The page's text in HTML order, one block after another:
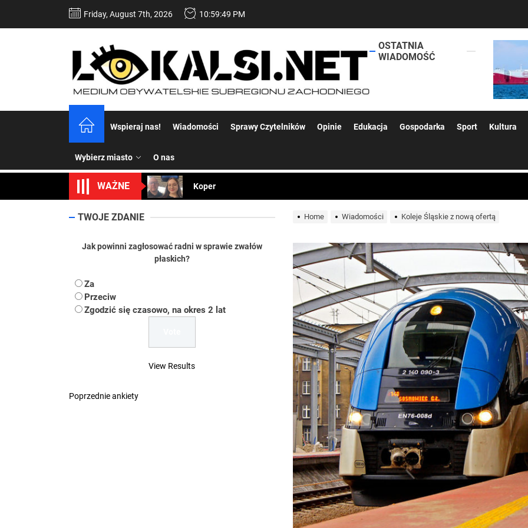
Friday, August 7th, 2026 10:59:50 PM
lokalsi.net
OSTATNIA
WIADOMOŚĆ
Wspieraj nas! Wiadomości Sprawy Czytelników Opinie Edukacja Gospodarka Sport Kultura
Wybierz miasto O nas
WAŻNE
Koper – część 2.
Uwaga Dębieńsko – woda nieprzydatna do spożycia!!!
Ilu mieszkańców ma Rybnik?
Dość komentowania kolejnych afer w ochronie zdrowia — czas zacząć mówić o
Uwaga Dębieńsko – woda nieprzydatna do spożycia!!!
Ilu mieszkańców ma Rybnik?
Dość komentowania kolejnych afer w ochronie zdrowia — czas zacząć mówić o
Home Wiadomości Koleje Śląskie z nową ofertą
TWOJE ZDANIE
Jak powinni zagłosować radni w sprawie zwałów
płaskich?
Za
Przeciw
Zgodzić się czasowo, na okres 2 lat
View Results
Poprzednie ankiety